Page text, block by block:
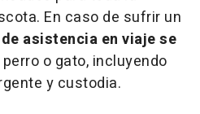
En caso de sufrir un
asistencia en viaje se
perro o gato, incluyendo
y custodia.